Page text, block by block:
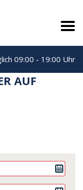
09:00 - 19:00 Uhr
AUF